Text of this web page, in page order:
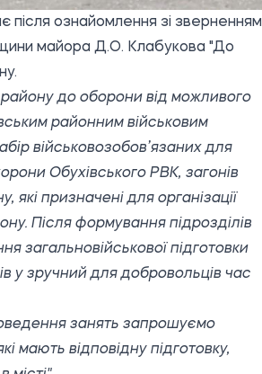
після ознайомлення зі зверненням
майора Д.О. Клабукова "До
до оборони від можливого
районним військовим
військовозобов’язаних для
Обухівського РВК, загонів
які призначені для організації
Після формування підрозділів
загальновійськової підготовки
у зручний для добровольців час
занять запрошуємо
мають відповідну підготовку,